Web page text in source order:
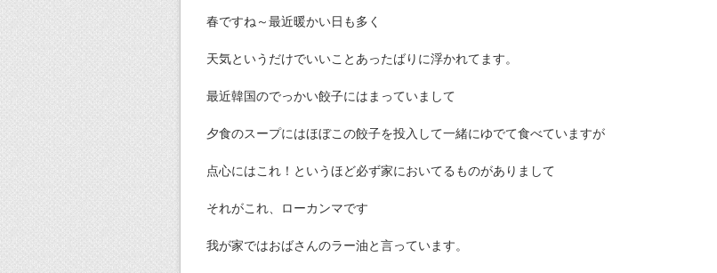
春ですね～最近暖かい日も多く
天気というだけでいいことあったばりに浮かれてます。
最近韓国のでっかい餃子にはまっていまして
夕食のスープにはほぼこの餃子を投入して一緒にゆでて食べていますが
点心にはこれ！というほど必ず家においてるものがありまして
それがこれ、ローカンマです
我が家ではおばさんのラー油と言っています。